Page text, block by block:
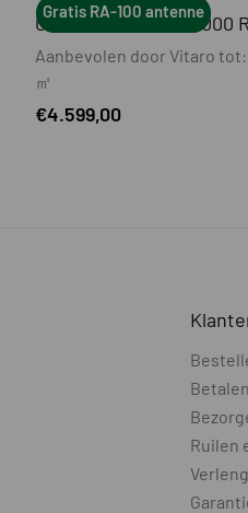
Gratis RA-100 antenne
CRAMER AICONIC 8000
Aanbevolen door Vitaro
㎡
€4.599,00
Ruilen